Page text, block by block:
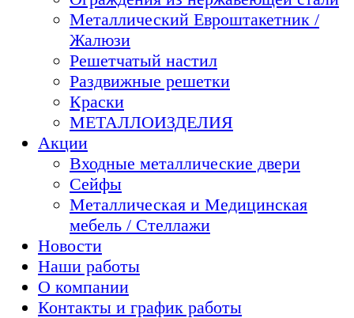
Металлический Евроштакетник /
Жалюзи
Решетчатый настил
Раздвижные решетки
Краски
МЕТАЛЛОИЗДЕЛИЯ
Акции
Входные металлические двери
Сейфы
Металлическая и Медицинская
мебель / Стеллажи
Новости
Наши работы
О компании
Контакты и график работы